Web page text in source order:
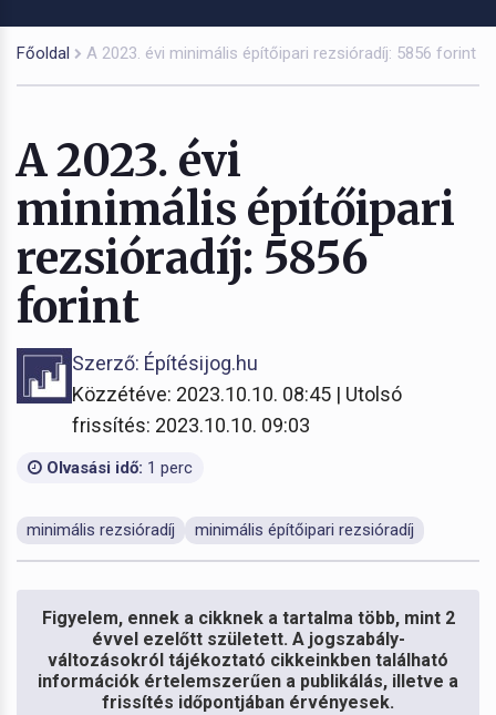
Főoldal A 2023. évi minimális építőipari rezsióradíj: 5856 forint
A 2023. évi
minimális építőipari
rezsióradíj: 5856
forint
Szerző: Építésijog.hu
Közzétéve: 2023.10.10. 08:45 | Utolsó
frissítés: 2023.10.10. 09:03
Olvasási idő: 1 perc
minimális rezsióradíj minimális építőipari rezsióradíj
Figyelem, ennek a cikknek a tartalma több, mint 2
évvel ezelőtt született. A jogszabály-
változásokról tájékoztató cikkeinkben található
információk értelemszerűen a publikálás, illetve a
frissítés időpontjában érvényesek.